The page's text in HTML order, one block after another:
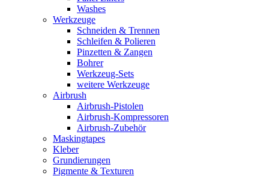
Washes
Werkzeuge
Schneiden & Trennen
Schleifen & Polieren
Pinzetten & Zangen
Bohrer
Werkzeug-Sets
weitere Werkzeuge
Airbrush
Airbrush-Pistolen
Airbrush-Kompressoren
Airbrush-Zubehör
Maskingtapes
Kleber
Grundierungen
Pigmente & Texturen